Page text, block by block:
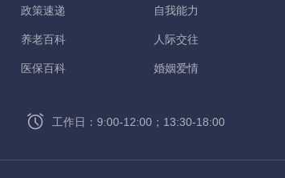
政策速递
养老百科
医保百科
自我能力
人际交往
婚姻爱情
工作日：9:00-12:00；13:30-18:00